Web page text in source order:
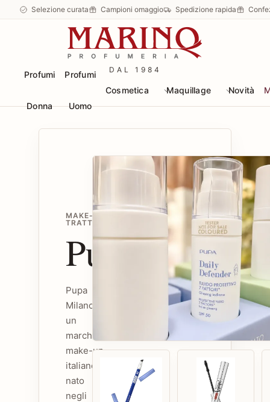
Selezione curata Campioni omaggio Spedizione rapida
DAL 1984
Profumi
Donna
Profumi
Uomo
Cosmetica Maquillage Novità
MAKE-UP E
TRATTAMENTI
Pupa
Pupa
Milano è
un
marchio
make-up
italiano
nato
negli